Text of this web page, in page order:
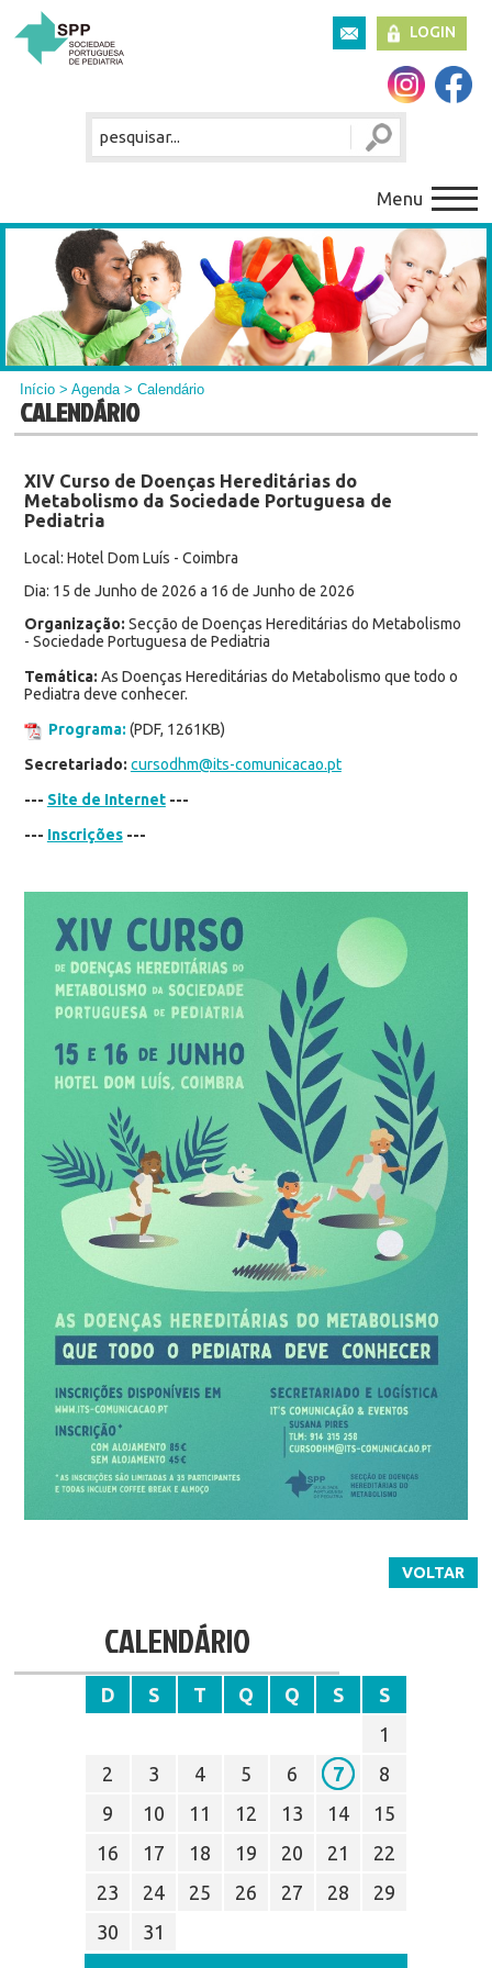
LOGIN
Menu
Início >Agenda> Calendário
CALENDÁRIO
XIV Curso de Doenças Hereditárias do
Metabolismo da Sociedade Portuguesa de
Pediatria
Local: Hotel Dom Luís - Coimbra
Dia: 15 de Junho de 2026 a 16 de Junho de 2026
Organização: Secção de Doenças Hereditárias do Metabolismo
- Sociedade Portuguesa de Pediatria
Temática: As Doenças Hereditárias do Metabolismo que todo o
Pediatra deve conhecer.
Programa: (PDF, 1261KB)
Secretariado: cursodhm@its-comunicacao.pt
--- Site de Internet---
--- Inscrições---
VOLTAR
CALENDÁRIO
D S T Q Q S
S
1
2
3 4 5 6 7
8
9
10 11 12 13 14
15
16
17 18 19 20 21
22
23
24 25 26 27 28
29
30
31